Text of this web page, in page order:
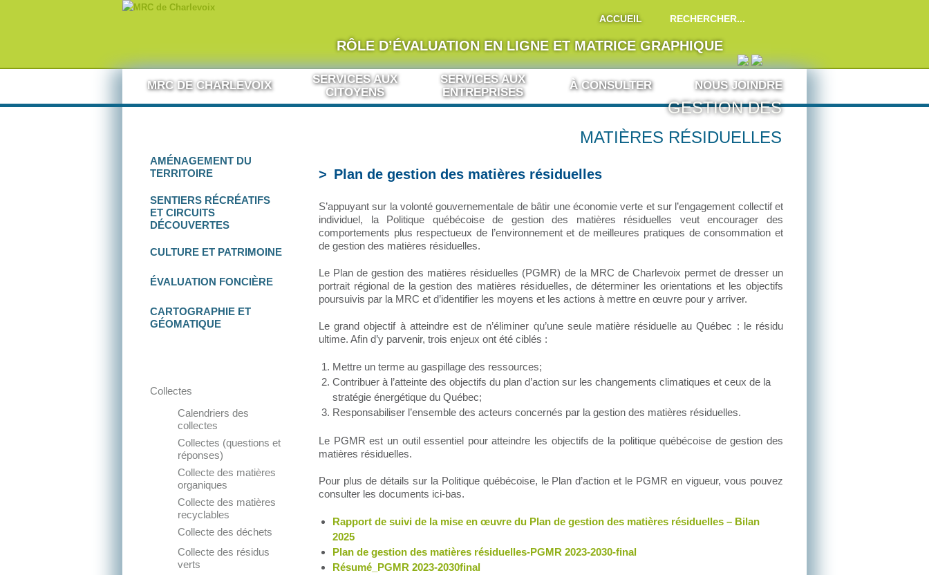
ACCUEIL
RÔLE D’ÉVALUATION EN LIGNE ET MATRICE GRAPHIQUE
MRC DE CHARLEVOIX
SERVICES AUX
CITOYENS
SERVICES AUX
ENTREPRISES
À CONSULTER NOUS JOINDRE
GESTION DES
MATIÈRES RÉSIDUELLES
Plan de gestion des matières résiduelles
S’appuyant sur la volonté gouvernementale de bâtir une économie verte et sur l’engagement collectif et
individuel, la Politique québécoise de gestion des matières résiduelles veut encourager des
comportements plus respectueux de l’environnement et de meilleures pratiques de consommation et
de gestion des matières résiduelles.
Le Plan de gestion des matières résiduelles (PGMR) de la MRC de Charlevoix permet de dresser un
portrait régional de la gestion des matières résiduelles, de déterminer les orientations et les objectifs
poursuivis par la MRC et d’identifier les moyens et les actions à mettre en œuvre pour y arriver.
Le grand objectif à atteindre est de n’éliminer qu’une seule matière résiduelle au Québec : le résidu
ultime. Afin d’y parvenir, trois enjeux ont été ciblés :
Mettre un terme au gaspillage des ressources;
Contribuer à l’atteinte des objectifs du plan d’action sur les changements climatiques et ceux de la
stratégie énergétique du Québec;
Responsabiliser l’ensemble des acteurs concernés par la gestion des matières résiduelles.
Le PGMR est un outil essentiel pour atteindre les objectifs de la politique québécoise de gestion des
matières résiduelles.
Pour plus de détails sur la Politique québécoise, le Plan d’action et le PGMR en vigueur, vous pouvez
consulter les documents ici-bas.
Rapport de suivi de la mise en œuvre du Plan de gestion des matières résiduelles – Bilan
2025
Plan de gestion des matières résiduelles-PGMR 2023-2030-final
Résumé_PGMR 2023-2030final
AMÉNAGEMENT DU
TERRITOIRE
SENTIERS RÉCRÉATIFS
ET CIRCUITS
DÉCOUVERTES
CULTURE ET PATRIMOINE
ÉVALUATION FONCIÈRE
CARTOGRAPHIE ET
GÉOMATIQUE
Collectes
Calendriers des
collectes
Collectes (questions et
réponses)
Collecte des matières
organiques
Collecte des matières
recyclables
Collecte des déchets
Collecte des résidus
verts